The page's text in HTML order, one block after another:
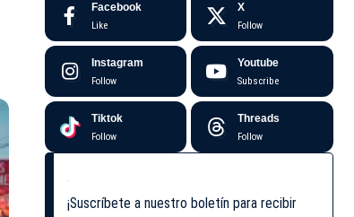
Facebook
Like
X
Follow
Instagram
Follow
Youtube
Subscribe
Tiktok
Follow
Threads
Follow
¡Suscríbete a nuestro boletín para recibir